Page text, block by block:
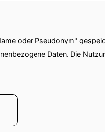
oder Pseudonym"
Daten. Die